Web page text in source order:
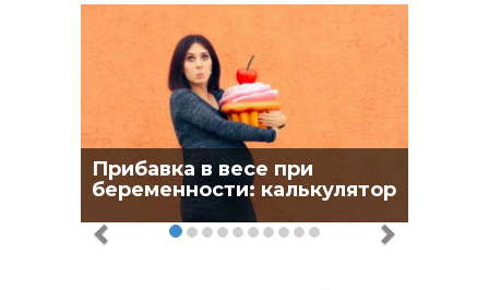
Прибавка в весе при
беременности: калькулятор